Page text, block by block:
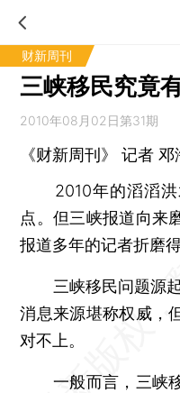
财新周刊
三峡移民究竟
2010年08月02日第31期
《财新周刊》 记者 邓
2010年的滔滔洪
点。但三峡报道向来
报道多年的记者折磨得
三峡移民问题源起
消息来源堪称权威，
对不上。
一般而言，三峡移